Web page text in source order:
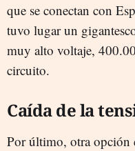
que se conectan con
tuvo lugar un
muy alto voltaje,
circuito.
Caída de la
Por último, otra opción